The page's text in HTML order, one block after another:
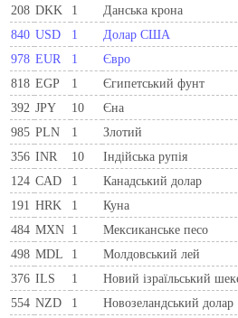
208 DKK 1 Данська крона
840 USD 1 Долар США
978 EUR 1 Євро
818 EGP 1 Єгипетський фунт
392 JPY 10 Єна
985 PLN 1 Злотий
356 INR 10 Індійська рупія
124 CAD 1 Канадський долар
191 HRK 1 Куна
484 MXN 1 Мексиканське песо
498 MDL 1 Молдовський лей
376 ILS 1 Новий ізраїльський
554 NZD 1 Новозеландський долар